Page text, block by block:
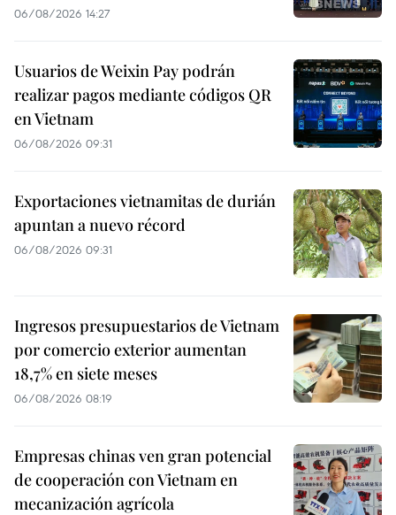
06/08/2026 14:27
Usuarios de Weixin Pay podrán
realizar pagos mediante códigos QR
en Vietnam
06/08/2026 09:31
Exportaciones vietnamitas de durián
apuntan a nuevo récord
06/08/2026 09:31
Ingresos presupuestarios de Vietnam
por comercio exterior aumentan
18,7% en siete meses
06/08/2026 08:19
Empresas chinas ven gran potencial
de cooperación con Vietnam en
mecanización agrícola